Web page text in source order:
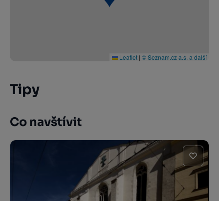
Leaflet | © Seznam.cz a.s. a další
Tipy
Co navštívit